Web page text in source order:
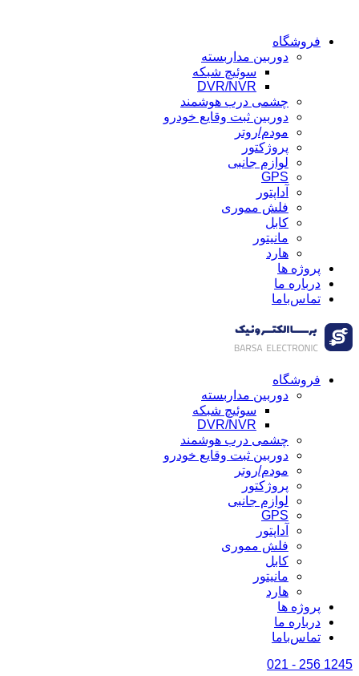
فروشگاه
دوربین مداربسته
سوئیچ شبکه
DVR/NVR
چشمی درب هوشمند
دوربین ثبت وقایع خودرو
مودم/روتر
پروژکتور
لوازم جانبی
GPS
آداپتور
فلش مموری
کابل
مانیتور
هارد
پروژه ها
درباره ما
تماس‌باما
فروشگاه
دوربین مداربسته
سوئیچ شبکه
DVR/NVR
چشمی درب هوشمند
دوربین ثبت وقایع خودرو
مودم/روتر
پروژکتور
لوازم جانبی
GPS
آداپتور
فلش مموری
کابل
مانیتور
هارد
پروژه ها
درباره ما
تماس‌باما
1245 256 - 021